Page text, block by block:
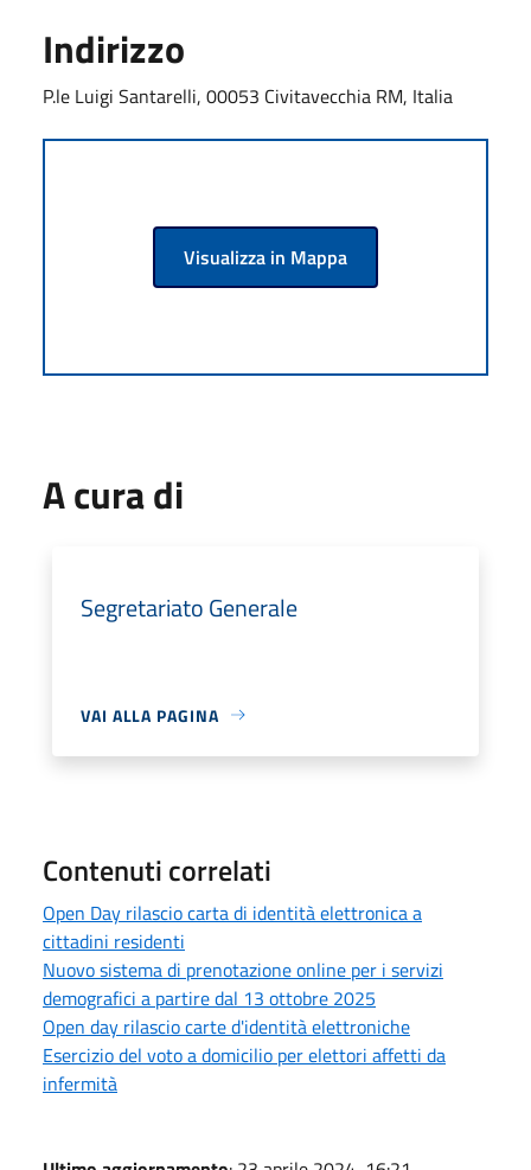
Indirizzo
P.le Luigi Santarelli, 00053 Civitavecchia RM, Italia
Visualizza in Mappa
A cura di
Segretariato Generale
VAI ALLA PAGINA
Contenuti correlati
Open Day rilascio carta di identità elettronica a
cittadini residenti
Nuovo sistema di prenotazione online per i servizi
demografici a partire dal 13 ottobre 2025
Open day rilascio carte d'identità elettroniche
Esercizio del voto a domicilio per elettori affetti da
infermità